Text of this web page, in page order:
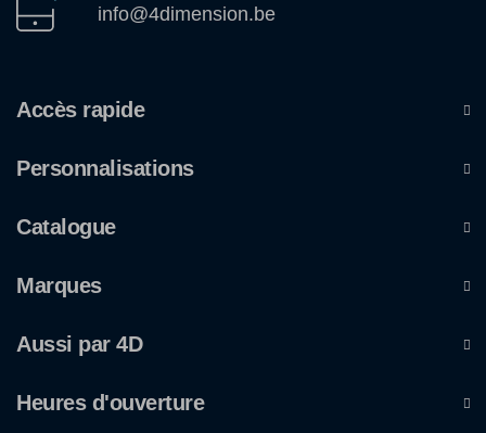
info@4dimension.be
Accès rapide
Personnalisations
Catalogue
Marques
Aussi par 4D
Heures d'ouverture